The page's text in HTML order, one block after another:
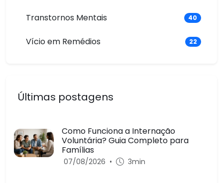
Transtornos Mentais 40
Vício em Remédios 22
Últimas postagens
Como Funciona a Internação
Voluntária? Guia Completo para
Famílias
07/08/2026 • 3min